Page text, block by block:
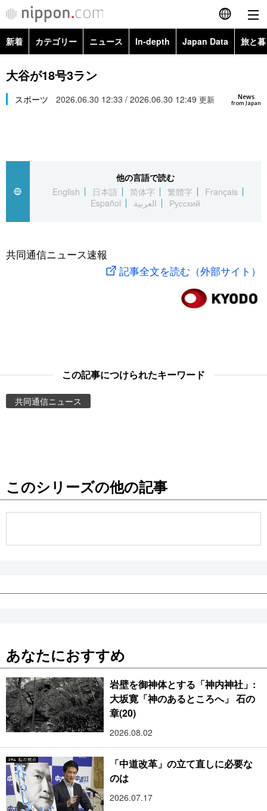
English
繁體字
العربية
社会
旅と暮らし
東京
新着 カテゴリー ニュース In-depth Japan Data 旅と
政治・外交
経済・ビジネス
社会
文化
科学・技術
暮らし
Images
お知らせ
大谷が18号3ラン
News
from Japan
スポーツ 2026.06.30 12:33 / 2026.06.30 12:49 更新
他の言語で読む
English
日本語 简体字 繁體字
Français
Español
العربية Русский
共同通信ニュース速報
記事全文を読む（外部サイト）
この記事につけられたキーワード
共同通信ニュース
このシリーズの他の記事
あなたにおすすめ
岩壁を御神体とする「神内神社」:
大坂寛「神のあるところへ」 石の
章(20)
2026.08.02
「中道改革」の立て直しに必要な
のは
2026.07.17